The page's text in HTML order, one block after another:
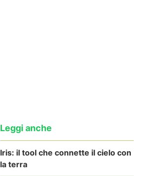
Leggi anche
Iris: il tool che connette il cielo con
la terra